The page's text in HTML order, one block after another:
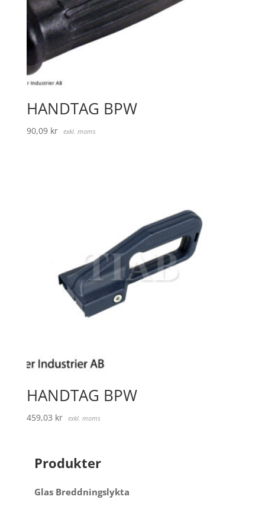
HANDTAG BPW
90,09 kr exkl. moms
HANDTAG BPW
459,03 kr exkl. moms
Produkter
Glas Breddningslykta